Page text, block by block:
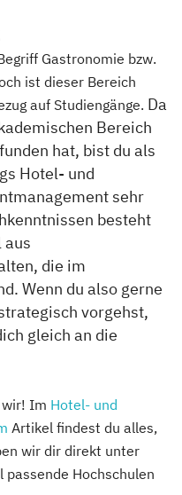
Gastronomie bzw.
ist dieser Bereich
auf Studiengänge. Da
Bereich
hat, bist du als
Hotel- und
sehr
besteht
aus
die im
Wenn du also gerne
vorgehst,
gleich an die
Im Hotel- und
Artikel findest du alles,
wir dir direkt unter
Hochschulen